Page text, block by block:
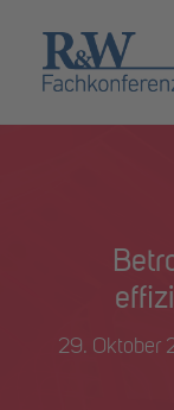
29. Oktober